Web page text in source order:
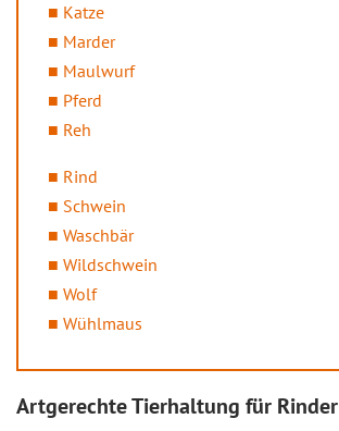
Katze
Marder
Maulwurf
Pferd
Reh
Rind
Schwein
Waschbär
Wildschwein
Wolf
Wühlmaus
Artgerechte Tierhaltung für Rinder